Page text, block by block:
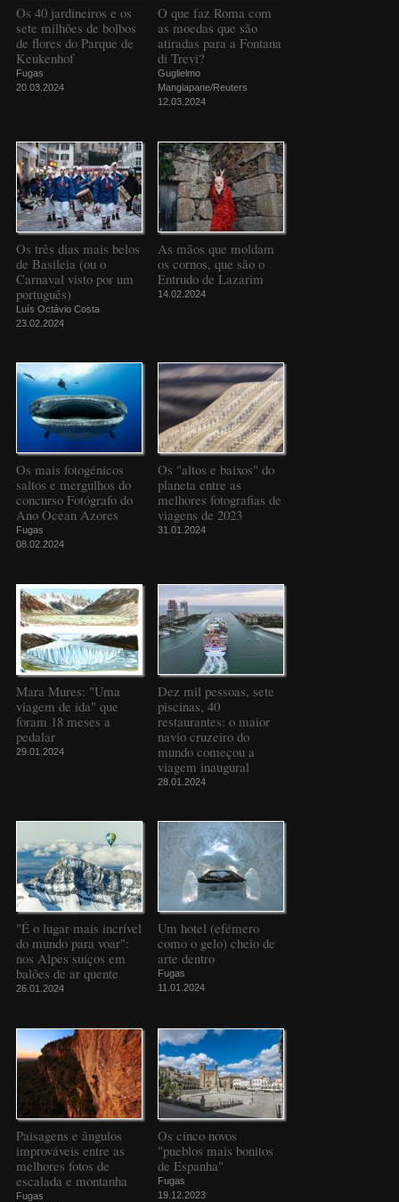
Os 40 jardineiros e os
sete milhões de bolbos
de flores do Parque de
Keukenhof
Fugas
20.03.2024
O que faz Roma com
as moedas que são
atiradas para a Fontana
di Trevi?
Guglielmo
Mangiapane/Reuters
12.03.2024
Os três dias mais belos
de Basileia (ou o
Carnaval visto por um
português)
Luís Octávio Costa
23.02.2024
As mãos que moldam
os cornos, que são o
Entrudo de Lazarim
14.02.2024
Os mais fotogénicos
saltos e mergulhos do
concurso Fotógrafo do
Ano Ocean Azores
Fugas
08.02.2024
Os "altos e baixos" do
planeta entre as
melhores fotografias de
viagens de 2023
31.01.2024
Mara Mures: "Uma
viagem de ida" que
foram 18 meses a
pedalar
29.01.2024
Dez mil pessoas, sete
piscinas, 40
restaurantes: o maior
navio cruzeiro do
mundo começou a
viagem inaugural
28.01.2024
"É o lugar mais incrível
do mundo para voar":
nos Alpes suíços em
balões de ar quente
26.01.2024
Um hotel (efémero
como o gelo) cheio de
arte dentro
Fugas
11.01.2024
Paisagens e ângulos
improváveis entre as
melhores fotos de
escalada e montanha
Fugas
Os cinco novos
"pueblos mais bonitos
de Espanha"
Fugas
19.12.2023